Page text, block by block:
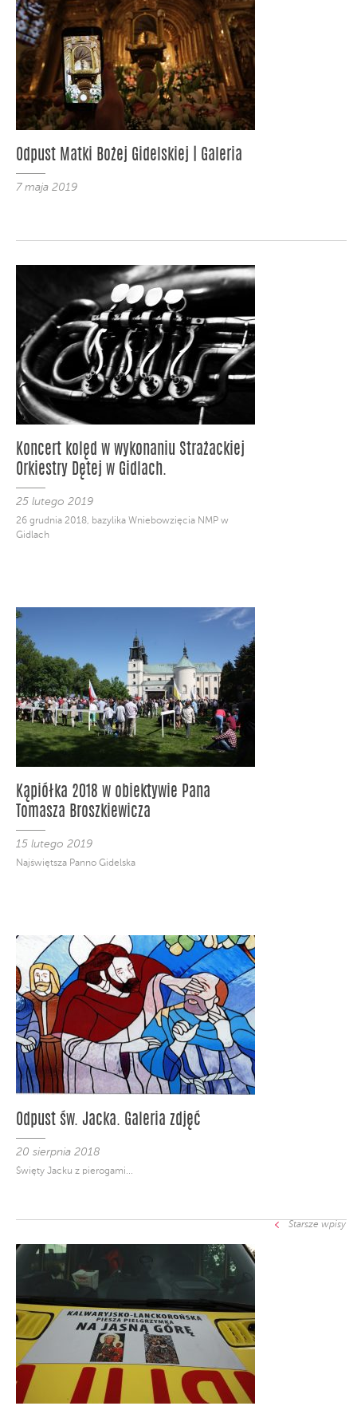
Odpust Matki Bożej Gidelskiej | Galeria
7 maja 2019
Koncert kolęd w wykonaniu Strażackiej
Orkiestry Dętej w Gidlach.
25 lutego 2019
26 grudnia 2018, bazylika Wniebowzięcia NMP w
Gidlach
Kąpiółka 2018 w obiektywie Pana
Tomasza Broszkiewicza
15 lutego 2019
Najświętsza Panno Gidelska
Odpust św. Jacka. Galeria zdjęć
20 sierpnia 2018
Święty Jacku z pierogami...
Starsze wpisy